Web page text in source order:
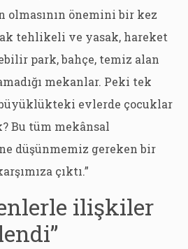
olmasının önemini bir kez
tehlikeli ve yasak, hareket
park, bahçe, temiz alan
mekanlar. Peki tek
evlerde çocuklar
Bu tüm mekânsal
düşünmemiz gereken bir
çıktı.”
ilişkiler